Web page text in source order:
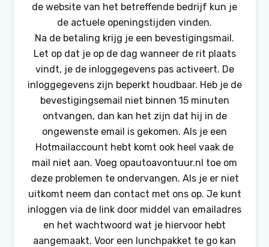
de website van het betreffende bedrijf kun je
de actuele openingstijden vinden.
Na de betaling krijg je een bevestigingsmail.
Let op dat je op de dag wanneer de rit plaats
vindt, je de inloggegevens pas activeert. De
inloggegevens zijn beperkt houdbaar. Heb je de
bevestigingsemail niet binnen 15 minuten
ontvangen, dan kan het zijn dat hij in de
ongewenste email is gekomen. Als je een
Hotmailaccount hebt komt ook heel vaak de
mail niet aan. Voeg opautoavontuur.nl toe om
deze problemen te ondervangen. Als je er niet
uitkomt neem dan contact met ons op. Je kunt
inloggen via de link door middel van emailadres
en het wachtwoord wat je hiervoor hebt
aangemaakt. Voor een lunchpakket te go kan